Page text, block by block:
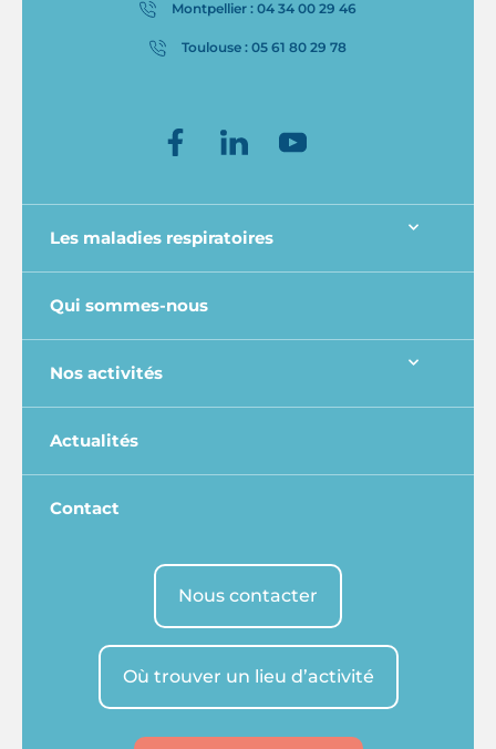
Montpellier : 04 34 00 29 46
Toulouse : 05 61 80 29 78
Les maladies respiratoires
Qui sommes-nous
Nos activités
Actualités
Contact
Nous contacter
Où trouver un lieu d’activité